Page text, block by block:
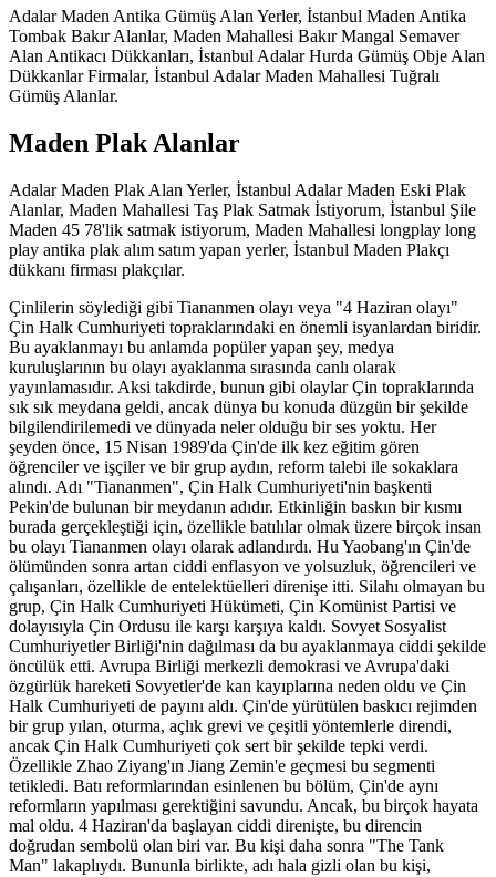
Adalar Maden Antika Gümüş Alan Yerler, İstanbul Maden Antika
Tombak Bakır Alanlar, Maden Mahallesi Bakır Mangal Semaver
Alan Antikacı Dükkanları, İstanbul Adalar Hurda Gümüş Obje Alan
Dükkanlar Firmalar, İstanbul Adalar Maden Mahallesi Tuğralı
Gümüş Alanlar.
Maden Plak Alanlar
Adalar Maden Plak Alan Yerler, İstanbul Adalar Maden Eski Plak
Alanlar, Maden Mahallesi Taş Plak Satmak İstiyorum, İstanbul Şile
Maden 45 78'lik satmak istiyorum, Maden Mahallesi longplay long
play antika plak alım satım yapan yerler, İstanbul Maden Plakçı
dükkanı firması plakçılar.
Çinlilerin söylediği gibi Tiananmen olayı veya "4 Haziran olayı"
Çin Halk Cumhuriyeti topraklarındaki en önemli isyanlardan biridir.
Bu ayaklanmayı bu anlamda popüler yapan şey, medya
kuruluşlarının bu olayı ayaklanma sırasında canlı olarak
yayınlamasıdır. Aksi takdirde, bunun gibi olaylar Çin topraklarında
sık sık meydana geldi, ancak dünya bu konuda düzgün bir şekilde
bilgilendirilemedi ve dünyada neler olduğu bir ses yoktu. Her
şeyden önce, 15 Nisan 1989'da Çin'de ilk kez eğitim gören
öğrenciler ve işçiler ve bir grup aydın, reform talebi ile sokaklara
alındı. Adı "Tiananmen", Çin Halk Cumhuriyeti'nin başkenti
Pekin'de bulunan bir meydanın adıdır. Etkinliğin baskın bir kısmı
burada gerçekleştiği için, özellikle batılılar olmak üzere birçok insan
bu olayı Tiananmen olayı olarak adlandırdı. Hu Yaobang'ın Çin'de
ölümünden sonra artan ciddi enflasyon ve yolsuzluk, öğrencileri ve
çalışanları, özellikle de entelektüelleri direnişe itti. Silahı olmayan bu
grup, Çin Halk Cumhuriyeti Hükümeti, Çin Komünist Partisi ve
dolayısıyla Çin Ordusu ile karşı karşıya kaldı. Sovyet Sosyalist
Cumhuriyetler Birliği'nin dağılması da bu ayaklanmaya ciddi şekilde
öncülük etti. Avrupa Birliği merkezli demokrasi ve Avrupa'daki
özgürlük hareketi Sovyetler'de kan kayıplarına neden oldu ve Çin
Halk Cumhuriyeti de payını aldı. Çin'de yürütülen baskıcı rejimden
bir grup yılan, oturma, açlık grevi ve çeşitli yöntemlerle direndi,
ancak Çin Halk Cumhuriyeti çok sert bir şekilde tepki verdi.
Özellikle Zhao Ziyang'ın Jiang Zemin'e geçmesi bu segmenti
tetikledi. Batı reformlarından esinlenen bu bölüm, Çin'de aynı
reformların yapılması gerektiğini savundu. Ancak, bu birçok hayata
mal oldu. 4 Haziran'da başlayan ciddi direnişte, bu direncin
doğrudan sembolü olan biri var. Bu kişi daha sonra "The Tank
Man" lakaplıydı. Bununla birlikte, adı hala gizli olan bu kişi,